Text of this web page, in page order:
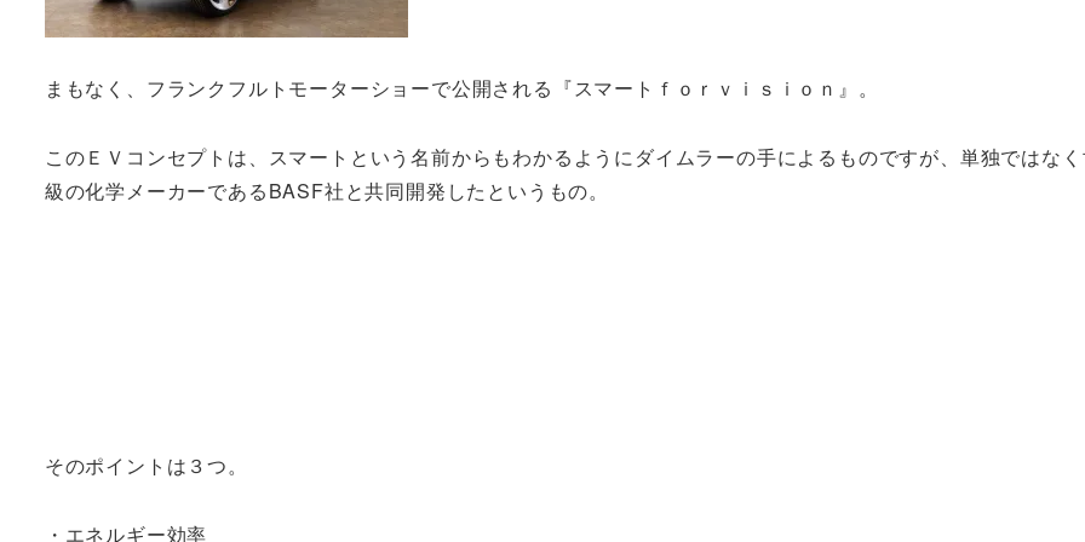
まもなく、フランクフルトモーターショーで公開される『スマートｆｏｒｖｉｓｉｏｎ』。
このＥＶコンセプトは、スマートという名前からもわかるようにダイムラーの手によるものですが、単独ではな
級の化学メーカーであるBASF社と共同開発したというもの。
そのポイントは３つ。
・エネルギー効率